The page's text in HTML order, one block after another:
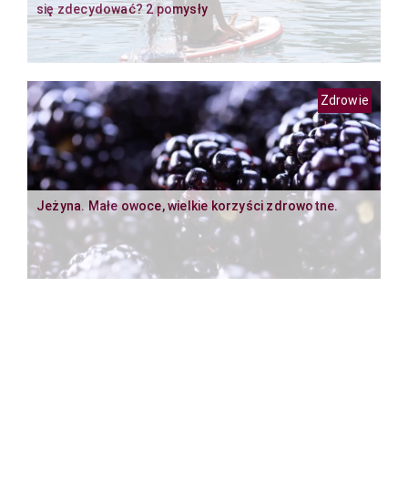
się zdecydować? 2 pomysły
Jeżyna. Małe owoce, wielkie korzyści zdrowotne.
Zdrowie